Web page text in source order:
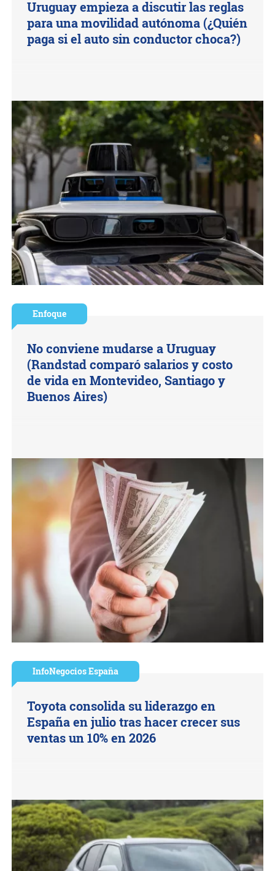
Uruguay empieza a discutir las reglas
para una movilidad autónoma (¿Quién
paga si el auto sin conductor choca?)
Enfoque
No conviene mudarse a Uruguay
(Randstad comparó salarios y costo
de vida en Montevideo, Santiago y
Buenos Aires)
InfoNegocios España
Toyota consolida su liderazgo en
España en julio tras hacer crecer sus
ventas un 10% en 2026